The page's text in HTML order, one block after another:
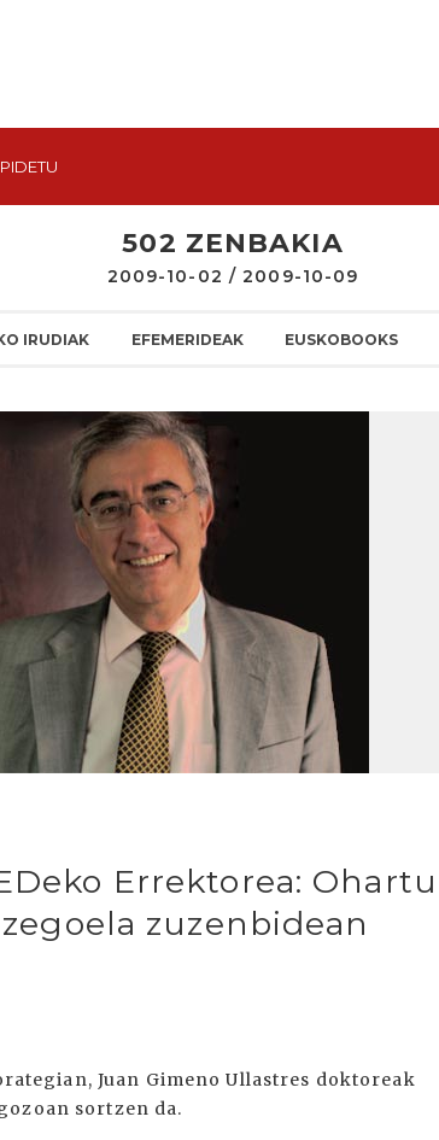
502 ZENBAKIA
2009-10-02 / 2009-10-09
IRUDIAK EFEMERIDEAK EUSKOBOOKS
Errektorea: Ohartu
zuzenbidean
Juan Gimeno Ullastres doktoreak
sortzen da.